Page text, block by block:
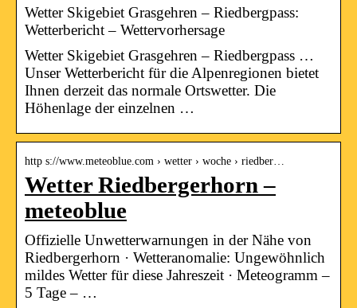
Wetter Skigebiet Grasgehren – Riedbergpass:
Wetterbericht – Wettervorhersage
Wetter Skigebiet Grasgehren – Riedbergpass …
Unser Wetterbericht für die Alpenregionen bietet
Ihnen derzeit das normale Ortswetter. Die
Höhenlage der einzelnen …
http s://www.meteoblue.com › wetter › woche › riedber…
Wetter Riedbergerhorn –
meteoblue
Offizielle Unwetterwarnungen in der Nähe von
Riedbergerhorn · Wetteranomalie: Ungewöhnlich
mildes Wetter für diese Jahreszeit · Meteogramm –
5 Tage – …